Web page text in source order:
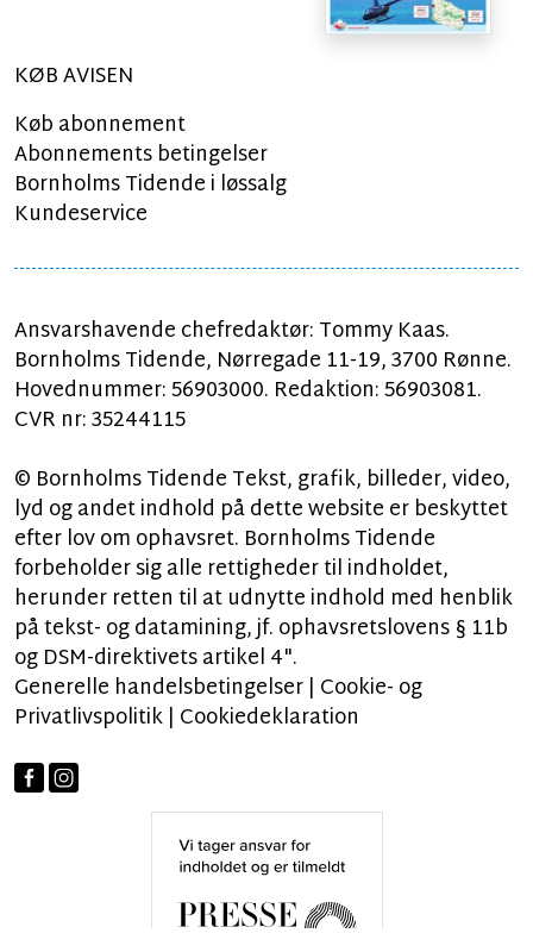
KØB AVISEN
Køb abonnement
Abonnements betingelser
Bornholms Tidende i løssalg
Kundeservice
Ansvarshavende chefredaktør: Tommy Kaas.
Bornholms Tidende, Nørregade 11-19, 3700 Rønne.
Hovednummer: 56903000. Redaktion: 56903081.
CVR nr: 35244115
© Bornholms Tidende Tekst, grafik, billeder, video,
lyd og andet indhold på dette website er beskyttet
efter lov om ophavsret. Bornholms Tidende
forbeholder sig alle rettigheder til indholdet,
herunder retten til at udnytte indhold med henblik
på tekst- og datamining, jf. ophavsretslovens § 11b
og DSM-direktivets artikel 4".
Generelle handelsbetingelser| Cookie- og
Privatlivspolitik| Cookiedeklaration